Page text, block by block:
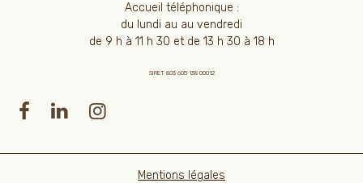
Accueil téléphonique :
du lundi au au vendredi
de 9 h à 11 h 30 et de 13 h 30 à 18 h
SIRET 803 605 138 00012
Mentions légales